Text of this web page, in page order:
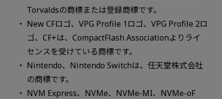
Torvaldsの商標または登録商標です。
New CFロゴ、VPG Profile 1ロゴ、VPG Profile 2ロ
ゴ、CF+は、CompactFlash Associationよりライ
センスを受けている商標です。
Nintendo、Nintendo Switchは、任天堂株式会社
の商標です。
NVM Express、NVMe、NVMe-MI、NVMe-oF